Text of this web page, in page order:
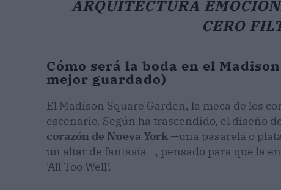
ARQUITECTURA
CERO
Cómo será la boda en el
mejor guardado)
El Madison Square Garden, la meca de los
escenario. Según ha trascendido, el diseño
corazón de Nueva York —una pasarela o
un altar de fantasía—, pensado para que la
'All Too Well'.